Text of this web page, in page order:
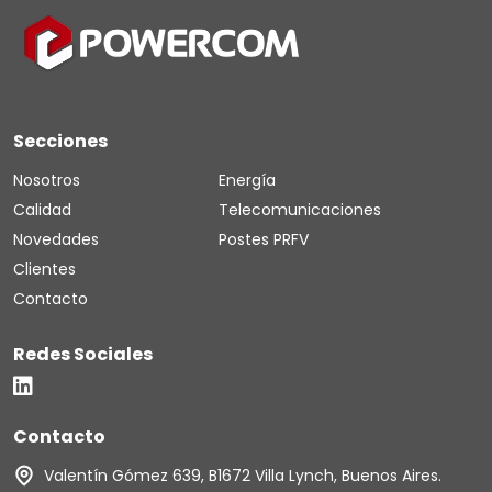
Secciones
Nosotros
Calidad
Novedades
Clientes
Contacto
Energía
Telecomunicaciones
Postes PRFV
Redes Sociales
Contacto
Valentín Gómez 639, B1672 Villa Lynch, Buenos Aires.